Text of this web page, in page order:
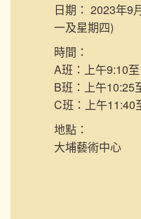
日期： 2023年9
一及星期四)
時間：
A班：上午9:10
B班：上午10:25
C班：上午11:40
地點：
大埔藝術中心